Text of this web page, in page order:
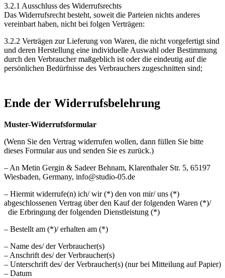
3.2.1 Ausschluss des Widerrufsrechts
Das Widerrufsrecht besteht, soweit die Parteien nichts anderes
vereinbart haben, nicht bei folgen Verträgen:
3.2.2 Verträgen zur Lieferung von Waren, die nicht vorgefertigt sind
und deren Herstellung eine individuelle Auswahl oder Bestimmung
durch den Verbraucher maßgeblich ist oder die eindeutig auf die
persönlichen Bedürfnisse des Verbrauchers zugeschnitten sind;
Ende der Widerrufsbelehrung
Muster-Widerrufsformular
(Wenn Sie den Vertrag widerrufen wollen, dann füllen Sie bitte
dieses Formular aus und senden Sie es zurück.)
– An Metin Gergin & Sadeer Behnam, Klarenthaler Str. 5, 65197
Wiesbaden, Germany, info@studio-05.de
– Hiermit widerrufe(n) ich/ wir (*) den von mir/ uns (*)
abgeschlossenen Vertrag über den Kauf der folgenden Waren (*)/
die Erbringung der folgenden Dienstleistung (*)
– Bestellt am (*)/ erhalten am (*)
– Name des/ der Verbraucher(s)
– Anschrift des/ der Verbraucher(s)
– Unterschrift des/ der Verbraucher(s) (nur bei Mitteilung auf Papier)
– Datum